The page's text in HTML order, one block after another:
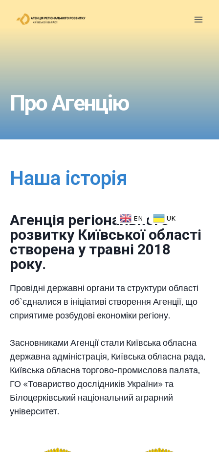
Про Агенцію
Наша історія
Агенція регіонального
розвитку Київської області
створена у травні 2018
року.
Провідні державні органи та структури області
об`єдналися в ініціативі створення Агенції, що
сприятиме розбудові економіки регіону.
Засновниками Агенції стали Київська обласна
державна адміністрація, Київська обласна рада,
Київська обласна торгово-промислова палата,
ГО «Товариство дослідників України» та
Білоцерківський національний аграрний
університет.
EN UK